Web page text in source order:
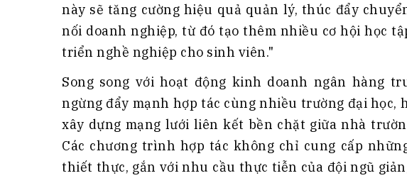
này sẽ tăng cường hiệu quả quản lý, thúc đẩy
nối doanh nghiệp, từ đó tạo thêm nhiều cơ hội học
triển nghề nghiệp cho sinh viên."
Song song với hoạt động kinh doanh ngân hàng
ngừng đẩy mạnh hợp tác cùng nhiều trường đại học,
xây dựng mạng lưới liên kết bền chặt giữa nhà
Các chương trình hợp tác không chỉ cung cấp
thiết thực, gắn với nhu cầu thực tiễn của đội ngũ